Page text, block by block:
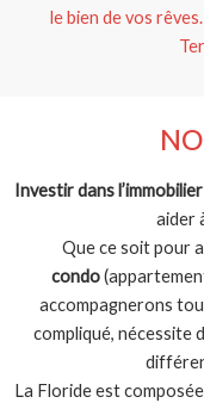
le bien de vos
Investir dans
aider
Que ce soit pour
condo
accompagnerons
compliqué, nécessite
La Floride est